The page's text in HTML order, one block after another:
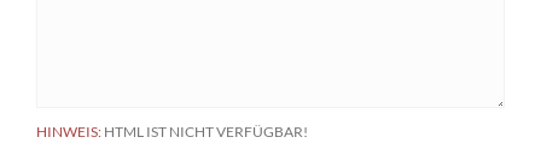
HINWEIS: HTML IST NICHT VERFÜGBAR!